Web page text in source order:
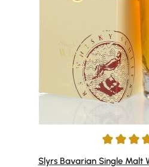
Durchschnittliche Bewertung
Slyrs Bavarian Single Malt